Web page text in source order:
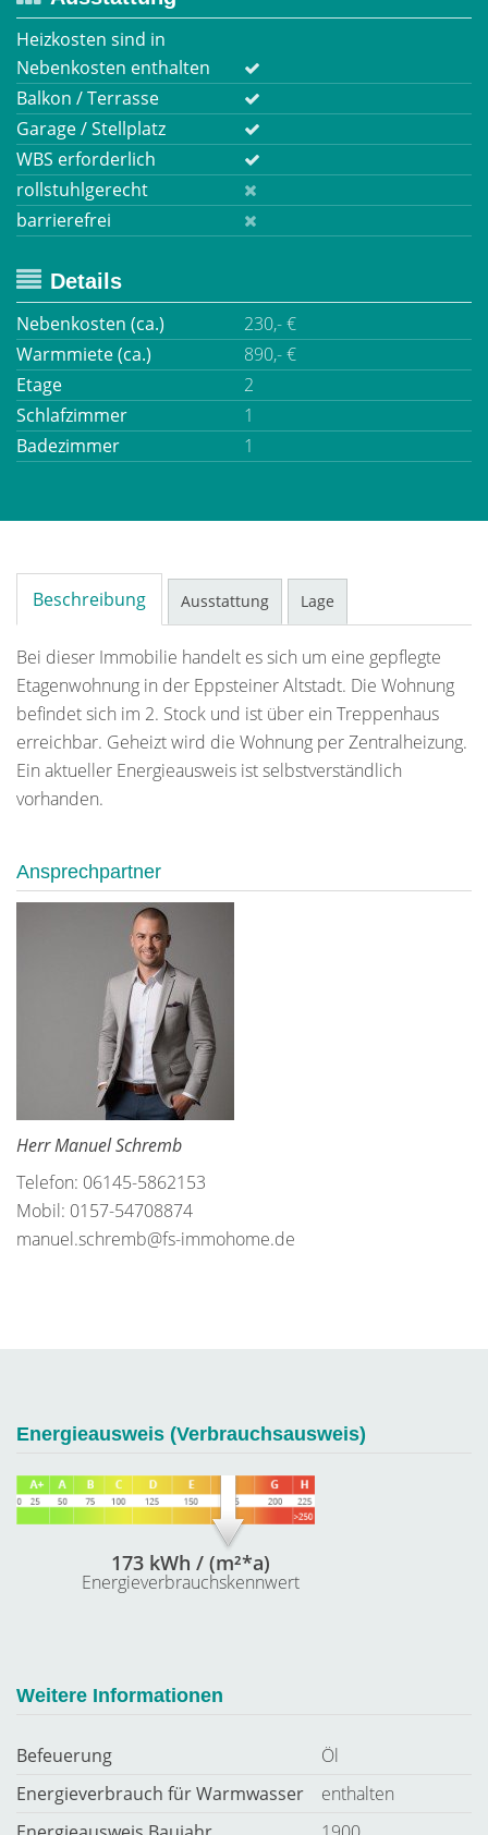
Heizkosten sind in
Nebenkosten enthalten
Balkon / Terrasse
Garage / Stellplatz
WBS erforderlich
rollstuhlgerecht
barrierefrei
Details
Nebenkosten (ca.)
230,- €
Warmmiete (ca.)
890,- €
Etage
2
Schlafzimmer
1
Badezimmer
1
Beschreibung Ausstattung Lage
Bei dieser Immobilie handelt es sich um eine gepflegte
Etagenwohnung in der Eppsteiner Altstadt. Die Wohnung
befindet sich im 2. Stock und ist über ein Treppenhaus
erreichbar. Geheizt wird die Wohnung per Zentralheizung.
Ein aktueller Energieausweis ist selbstverständlich
vorhanden.
Ansprechpartner
Herr Manuel Schremb
Telefon: 06145-5862153
Mobil: 0157-54708874
manuel.schremb@fs-immohome.de
Energieausweis (Verbrauchsausweis)
173 kWh / (m²*a)
Energieverbrauchskennwert
Weitere Informationen
Befeuerung
Öl
Energieverbrauch für Warmwasser
enthalten